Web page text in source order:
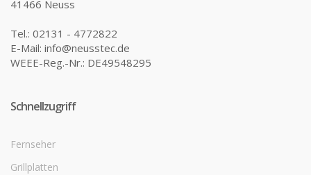
41466 Neuss
Tel.: 02131 - 4772822
E-Mail: info@neusstec.de
WEEE-Reg.-Nr.: DE49548295
Schnellzugriff
Fernseher
Grillplatten